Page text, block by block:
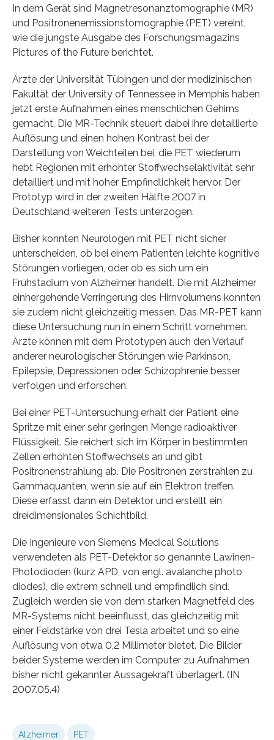
In dem Gerät sind Magnetresonanztomographie (MR)
und Positronenemissions­tomographie (PET) vereint,
wie die jüngste Ausgabe des Forschungsmagazins
Pictures of the Future berichtet.
Ärzte der Universität Tübingen und der medizinischen
Fakultät der University of Tennessee in Memphis haben
jetzt erste Aufnahmen eines menschlichen Gehirns
gemacht. Die MR-Technik steuert dabei ihre detaillierte
Auflösung und einen hohen Kontrast bei der
Darstellung von Weichteilen bei, die PET wiederum
hebt Regionen mit erhöhter Stoffwechselaktivität sehr
detailliert und mit hoher Empfindlichkeit hervor. Der
Prototyp wird in der zweiten Hälfte 2007 in
Deutschland weiteren Tests unterzogen.
Bisher konnten Neurologen mit PET nicht sicher
unterscheiden, ob bei einem Patienten leichte kognitive
Störungen vorliegen, oder ob es sich um ein
Frühstadium von Alzheimer handelt. Die mit Alzheimer
einhergehende Verringerung des Hirnvolumens konnten
sie zudem nicht gleichzeitig messen. Das MR-PET kann
diese Untersuchung nun in einem Schritt vornehmen.
Ärzte können mit dem Prototypen auch den Verlauf
anderer neurologischer Störungen wie Parkinson,
Epilepsie, Depressionen oder Schizophrenie besser
verfolgen und erforschen.
Bei einer PET-Untersuchung erhält der Patient eine
Spritze mit einer sehr geringen Menge radioaktiver
Flüssigkeit. Sie reichert sich im Körper in bestimmten
Zellen erhöhten Stoffwechsels an und gibt
Positronenstrahlung ab. Die Positronen zerstrahlen zu
Gammaquanten, wenn sie auf ein Elektron treffen.
Diese erfasst dann ein Detektor und erstellt ein
dreidimensionales Schichtbild.
Die Ingenieure von Siemens Medical Solutions
verwendeten als PET-Detektor so genannte Lawinen-
Photodioden (kurz APD, von engl. avalanche photo
diodes), die extrem schnell und empfindlich sind.
Zugleich werden sie von dem starken Magnetfeld des
MR-Systems nicht beeinflusst, das gleichzeitig mit
einer Feldstärke von drei Tesla arbeitet und so eine
Auflösung von etwa 0,2 Millimeter bietet. Die Bilder
beider Systeme werden im Computer zu Aufnahmen
bisher nicht gekannter Aussagekraft überlagert. (IN
2007.05.4)
Alzheimer PET